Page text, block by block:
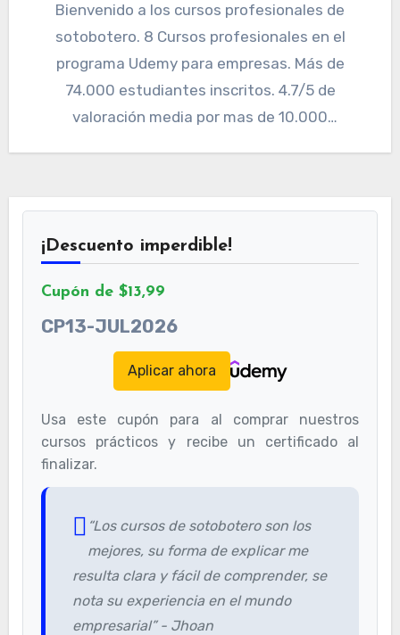
Bienvenido a los cursos profesionales de
sotobotero. 8 Cursos profesionales en el
programa Udemy para empresas. Más de
74.000 estudiantes inscritos. 4.7/5 de
valoración media por mas de 10.000
¡Descuento imperdible!
Cupón de $13,99
CP13-JUL2026
Aplicar ahora
Usa este cupón para al comprar nuestros
cursos prácticos y recibe un certificado al
finalizar.
“Los cursos de sotobotero son los
mejores, su forma de explicar me
resulta clara y fácil de comprender, se
nota su experiencia en el mundo
empresarial” - Jhoan